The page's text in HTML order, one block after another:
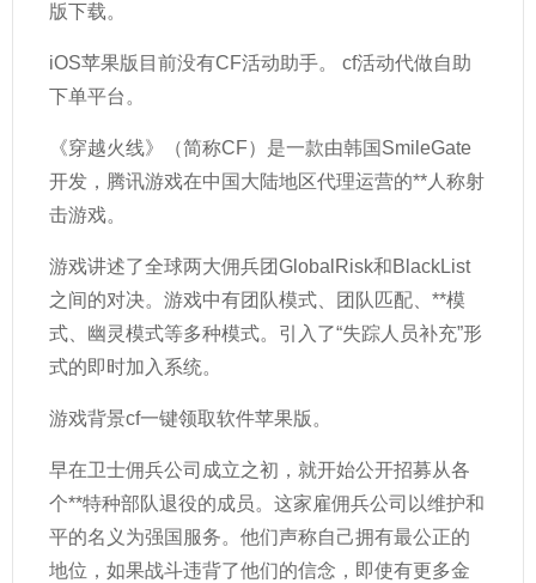
版下载。
iOS苹果版目前没有CF活动助手。 cf活动代做自助
下单平台。
《穿越火线》（简称CF）是一款由韩国SmileGate
开发，腾讯游戏在中国大陆地区代理运营的**人称射
击游戏。
游戏讲述了全球两大佣兵团GlobalRisk和BlackList
之间的对决。游戏中有团队模式、团队匹配、**模
式、幽灵模式等多种模式。引入了“失踪人员补充”形
式的即时加入系统。
游戏背景cf一键领取软件苹果版。
早在卫士佣兵公司成立之初，就开始公开招募从各
个**特种部队退役的成员。这家雇佣兵公司以维护和
平的名义为强国服务。他们声称自己拥有最公正的
地位，如果战斗违背了他们的信念，即使有更多金